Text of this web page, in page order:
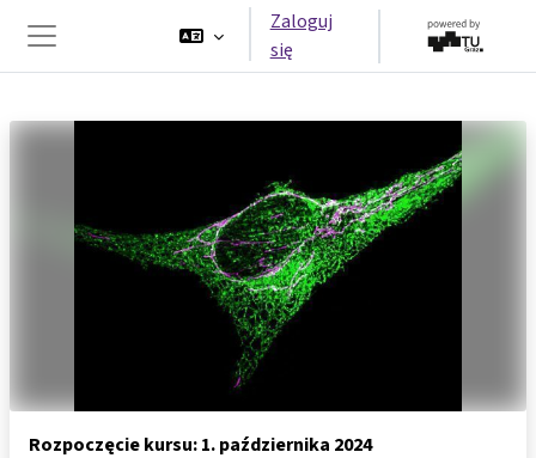
Przejdź do głównej zawartości
Panel boczny
Zaloguj
się
Rozpoczęcie kursu: 1. października 2024